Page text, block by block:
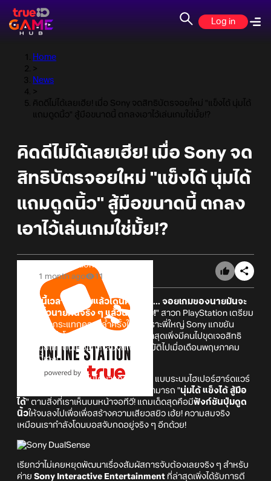
Log in
Home
>
News
>
คิดดีไม่ได้เลยเฮีย! เมื่อ Sony จดสิทธิบัตรจอยใหม่ "แข็งได้ นุ่มได้
แถมดูดนิ้ว" สู้มือขนาดนี้ ตกลงเอาไว้เล่นเกมใช่มั้ย!?
คิดดีไม่ได้เลยเฮีย! เมื่อ Sony จด
สิทธิบัตรจอยใหม่ "แข็งได้ นุ่มได้
แถมดูดนิ้ว" สู้มือขนาดนี้ ตกลง
เอาไว้เล่นเกมใช่มั้ย!?
Online Station
1 month ago
11
ต่อไปนี้เวลาเล่นเกมแล้วโดนศัตรูจับ... จอยเกมของนายมันจะ
บีบรัดนิ้วนายคืนจริง ๆ แล้วนะพี่ชาย!" สาวก PlayStation เตรียม
ตัวรับแรงกระแทกความล้ำครั้งใหม่ เพราะพี่ใหญ่ Sony แกขยัน
สรรหาเทคโนโลยีแปลก ๆ มาเสิร์ฟให้ ล่าสุดเพิ่งมีคนไปขุดเจอสิทธิ
บัตรจอยเกมตัวใหม่แกะกล่องที่เพิ่งอนุมัติไปเมื่อเดือนพฤษภาคม
2026 นี้เอง!
ซึ่งบอกเลยว่ารอบนี้ไม่ได้มาแค่สั่นเบา ๆ แบบระบบไฮเปอร์ฮาร์ดแวร์
ทั่วไป แต่มาพร้อมกับปุ่มกดอัจฉริยะที่สามารถ "นุ่มได้ แข็งได้ สู้มือ
ได้" ตามสิ่งที่เราเห็นบนหน้าจอทีวี! แถมเด็ดสุดคือมีฟังก์ชันปุ่มดูด
นิ้วให้จมลงไปเพื่อเพื่อสร้างความเสียวสยิว เฮ้ย! ความสมจริง
เหมือนเรากำลังโดนบอสจับกดอยู่จริง ๆ อีกด้วย!
เรียกว่าไม่เคยหยุดพัฒนาเรื่องสัมผัสการจับต้องเลยจริง ๆ สำหรับ
ค่าย Sony Interactive Entertainment ที่ล่าสุดเพิ่งได้รับการตี